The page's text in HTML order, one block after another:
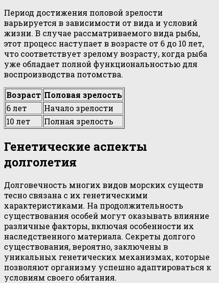
Период достижения половой зрелости
варьируется в зависимости от вида и условий
жизни. В случае рассматриваемого вида рыбы,
этот процесс наступает в возрасте от 6 до 10 лет,
что соответствует зрелому возрасту, когда рыба
уже обладает полной функциональностью для
воспроизводства потомства.
Возраст Половая зрелость
6 лет
Начало зрелости
10 лет
Полная зрелость
Генетические аспекты
долголетия
Долговечность многих видов морских существ
тесно связана с их генетическими
характеристиками. На продолжительность
существования особей могут оказывать влияние
различные факторы, включая особенности их
наследственного материала. Секреты долгого
существования, вероятно, заключены в
уникальных генетических механизмах, которые
позволяют организму успешно адаптироваться к
условиям своего обитания.